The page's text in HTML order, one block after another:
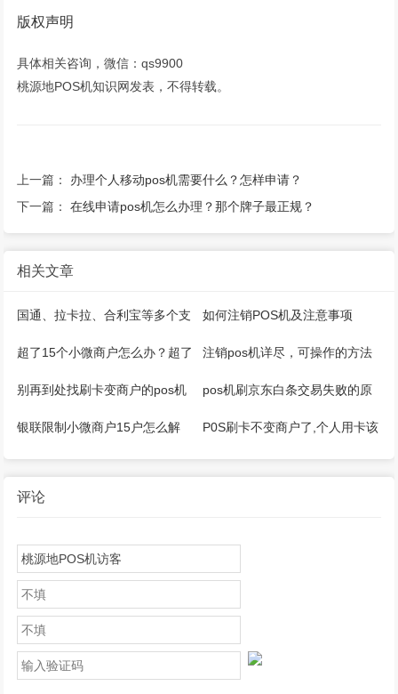
版权声明
具体相关咨询，微信：qs9900
桃源地POS机知识网发表，不得转载。
上一篇： 办理个人移动pos机需要什么？怎样申请？
下一篇：在线申请pos机怎么办理？那个牌子最正规？
相关文章
国通、拉卡拉、合利宝等多个支
付公司推出微智能pos机
如何注销POS机及注意事项
超了15个小微商户怎么办？超了
5家收单机构怎么办？
注销pos机详尽，可操作的方法
来了
别再到处找刷卡变商户的pos机
器了
pos机刷京东白条交易失败的原
因是什么
银联限制小微商户15户怎么解
P0S刷卡不变商户了,个人用卡该
评论